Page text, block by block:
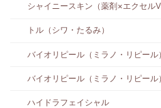
シャイニースキン（薬剤×エクセルV
トル（シワ・たるみ）
バイオリピール（ミラノ・リピール）
バイオリピール（ミラノ・リピール）
ハイドラフェイシャル